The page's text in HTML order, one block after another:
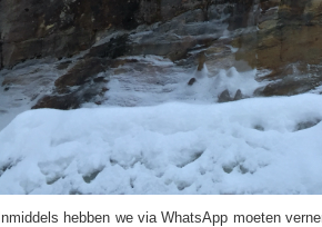
Inmiddels hebben we via WhatsApp moeten